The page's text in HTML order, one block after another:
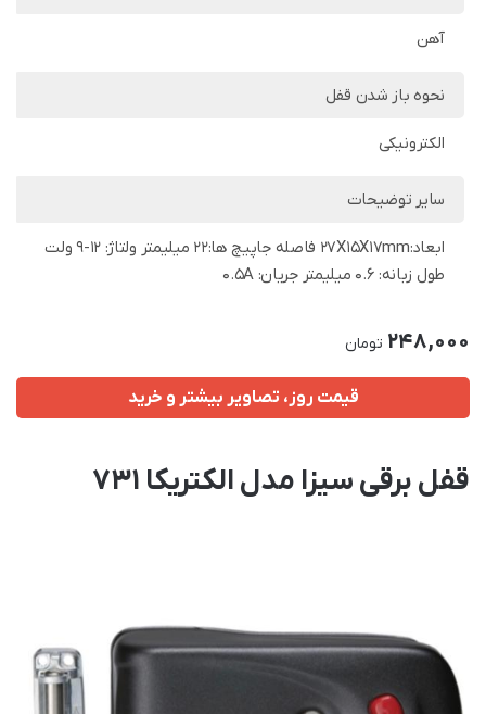
آهن
نحوه باز شدن قفل
الکترونیکی
سایر توضیحات
ابعاد:27X15X17mm فاصله جاپیچ ها:22 میلیمتر ولتاژ: 12-9 ولت
طول زبانه: 0.6 میلیمتر جریان: 0.5A
248,000 تومان
قیمت روز، تصاویر بیشتر و خرید
قفل برقی سیزا مدل الکتریکا 731